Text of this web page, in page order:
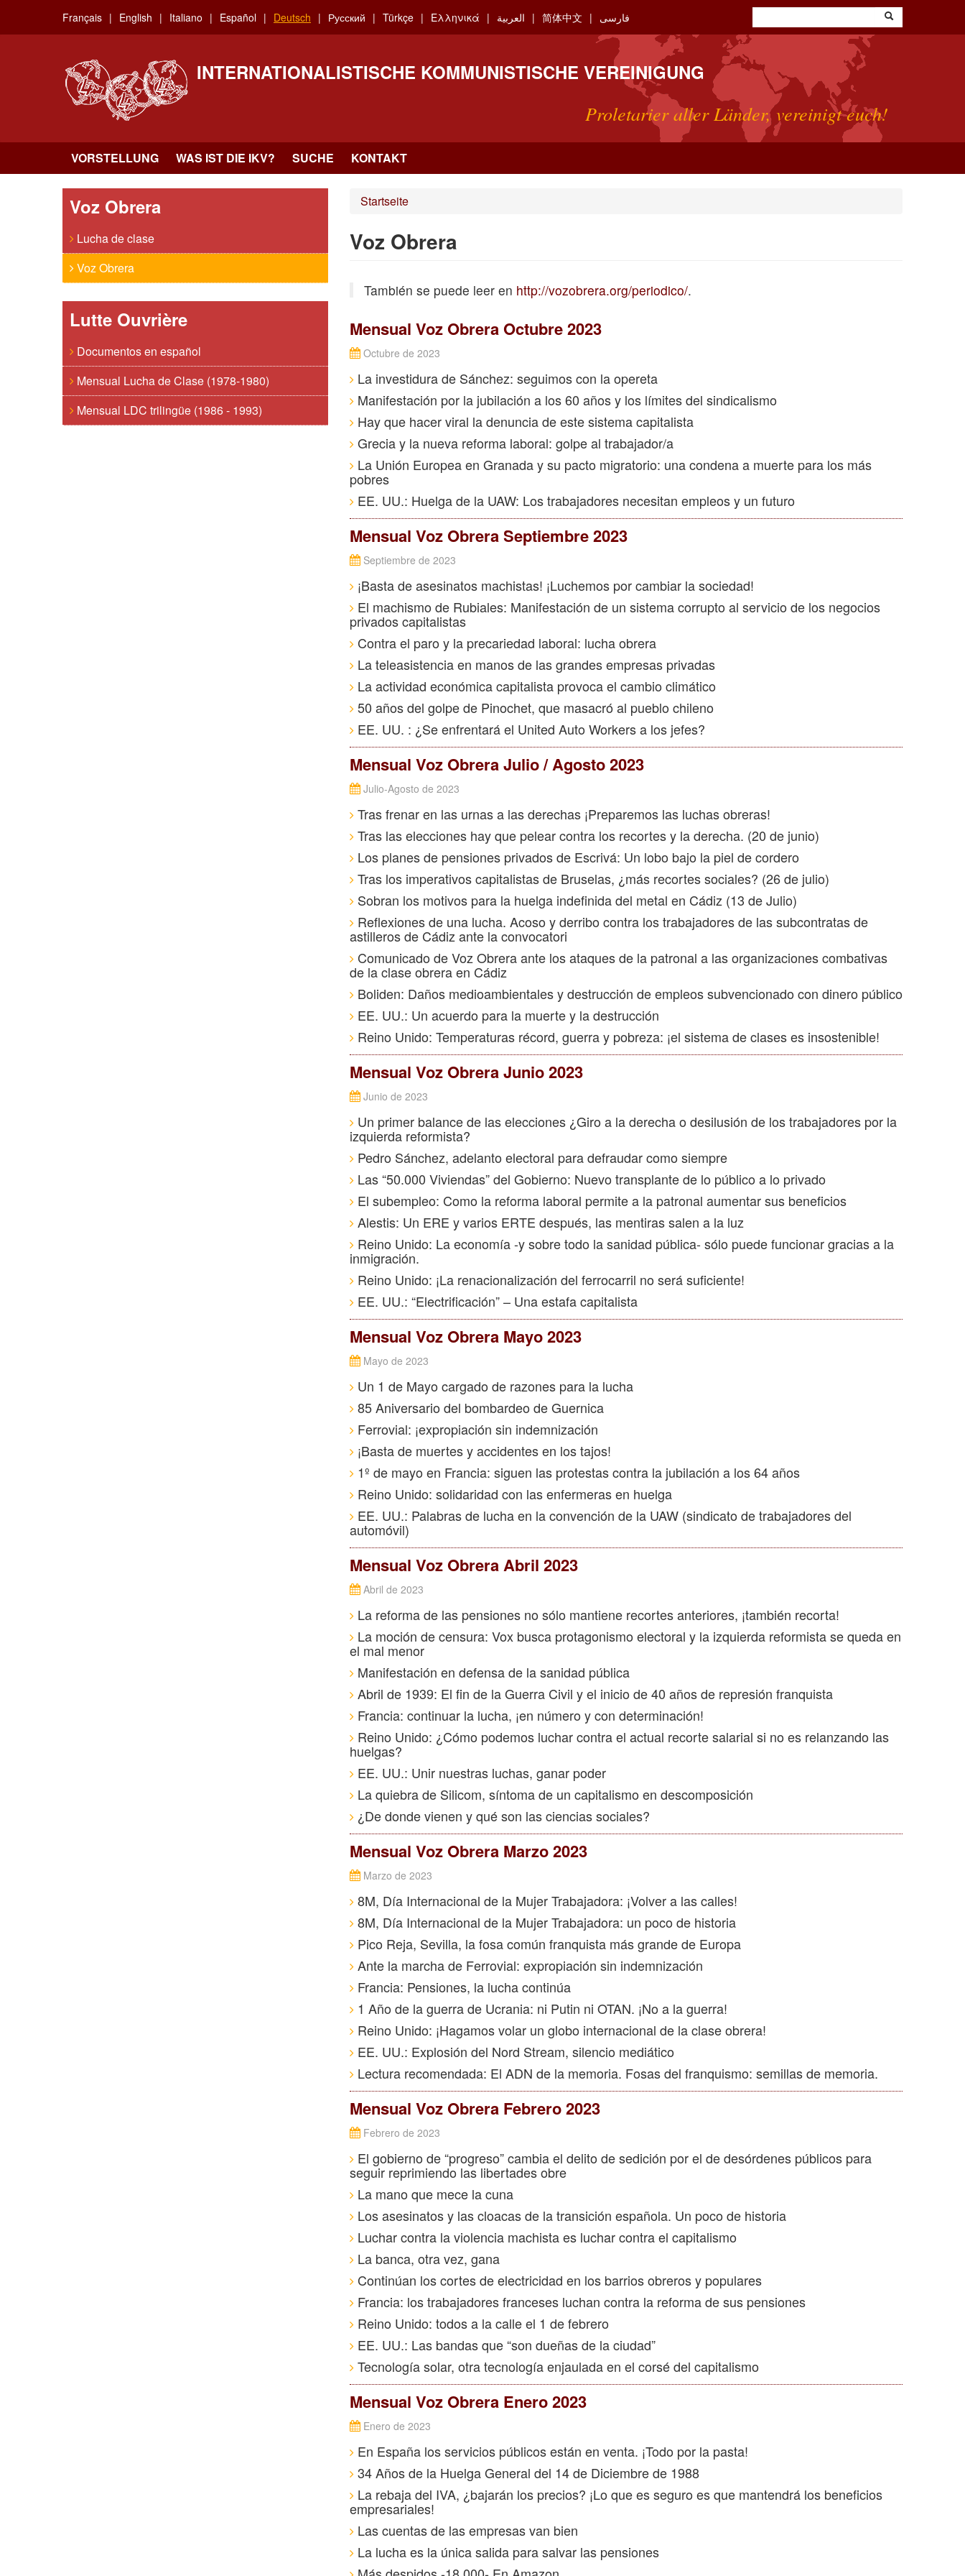
main
Français English Italiano Español Deutsch Русский Türkçe Ελληνικά العربية 简体中文 فارسی
INTERNATIONALISTISCHE KOMMUNISTISCHE VEREINIGUNG
Proletarier aller Länder, vereinigt euch!
VORSTELLUNG WAS IST DIE IKV? SUCHE KONTAKT
Voz Obrera
Lucha de clase
Voz Obrera
Lutte Ouvrière
Documentos en español
Mensual Lucha de Clase (1978-1980)
Mensual LDC trilingüe (1986 - 1993)
Startseite
Voz Obrera
También se puede leer en http://vozobrera.org/periodico/.
Mensual Voz Obrera Octubre 2023
Octubre de 2023
La investidura de Sánchez: seguimos con la opereta
Manifestación por la jubilación a los 60 años y los límites del sindicalismo
Hay que hacer viral la denuncia de este sistema capitalista
Grecia y la nueva reforma laboral: golpe al trabajador/a
La Unión Europea en Granada y su pacto migratorio: una condena a muerte para los más
pobres
EE. UU.: Huelga de la UAW: Los trabajadores necesitan empleos y un futuro
Mensual Voz Obrera Septiembre 2023
Septiembre de 2023
¡Basta de asesinatos machistas! ¡Luchemos por cambiar la sociedad!
El machismo de Rubiales: Manifestación de un sistema corrupto al servicio de los negocios
privados capitalistas
Contra el paro y la precariedad laboral: lucha obrera
La teleasistencia en manos de las grandes empresas privadas
La actividad económica capitalista provoca el cambio climático
50 años del golpe de Pinochet, que masacró al pueblo chileno
EE. UU. : ¿Se enfrentará el United Auto Workers a los jefes?
Mensual Voz Obrera Julio / Agosto 2023
Julio-Agosto de 2023
Tras frenar en las urnas a las derechas ¡Preparemos las luchas obreras!
Tras las elecciones hay que pelear contra los recortes y la derecha. (20 de junio)
Los planes de pensiones privados de Escrivá: Un lobo bajo la piel de cordero
Tras los imperativos capitalistas de Bruselas, ¿más recortes sociales? (26 de julio)
Sobran los motivos para la huelga indefinida del metal en Cádiz (13 de Julio)
Reflexiones de una lucha. Acoso y derribo contra los trabajadores de las subcontratas de
astilleros de Cádiz ante la convocatori
Comunicado de Voz Obrera ante los ataques de la patronal a las organizaciones combativas
de la clase obrera en Cádiz
Boliden: Daños medioambientales y destrucción de empleos subvencionado con dinero público
EE. UU.: Un acuerdo para la muerte y la destrucción
Reino Unido: Temperaturas récord, guerra y pobreza: ¡el sistema de clases es insostenible!
Mensual Voz Obrera Junio 2023
Junio de 2023
Un primer balance de las elecciones ¿Giro a la derecha o desilusión de los trabajadores por la
izquierda reformista?
Pedro Sánchez, adelanto electoral para defraudar como siempre
Las “50.000 Viviendas” del Gobierno: Nuevo transplante de lo público a lo privado
El subempleo: Como la reforma laboral permite a la patronal aumentar sus beneficios
Alestis: Un ERE y varios ERTE después, las mentiras salen a la luz
Reino Unido: La economía -y sobre todo la sanidad pública- sólo puede funcionar gracias a la
inmigración.
Reino Unido: ¡La renacionalización del ferrocarril no será suficiente!
EE. UU.: “Electrificación” – Una estafa capitalista
Mensual Voz Obrera Mayo 2023
Mayo de 2023
Un 1 de Mayo cargado de razones para la lucha
85 Aniversario del bombardeo de Guernica
Ferrovial: ¡expropiación sin indemnización
¡Basta de muertes y accidentes en los tajos!
1º de mayo en Francia: siguen las protestas contra la jubilación a los 64 años
Reino Unido: solidaridad con las enfermeras en huelga
EE. UU.: Palabras de lucha en la convención de la UAW (sindicato de trabajadores del
automóvil)
Mensual Voz Obrera Abril 2023
Abril de 2023
La reforma de las pensiones no sólo mantiene recortes anteriores, ¡también recorta!
La moción de censura: Vox busca protagonismo electoral y la izquierda reformista se queda en
el mal menor
Manifestación en defensa de la sanidad pública
Abril de 1939: El fin de la Guerra Civil y el inicio de 40 años de represión franquista
Francia: continuar la lucha, ¡en número y con determinación!
Reino Unido: ¿Cómo podemos luchar contra el actual recorte salarial si no es relanzando las
huelgas?
EE. UU.: Unir nuestras luchas, ganar poder
La quiebra de Silicom, síntoma de un capitalismo en descomposición
¿De donde vienen y qué son las ciencias sociales?
Mensual Voz Obrera Marzo 2023
Marzo de 2023
8M, Día Internacional de la Mujer Trabajadora: ¡Volver a las calles!
8M, Día Internacional de la Mujer Trabajadora: un poco de historia
Pico Reja, Sevilla, la fosa común franquista más grande de Europa
Ante la marcha de Ferrovial: expropiación sin indemnización
Francia: Pensiones, la lucha continúa
1 Año de la guerra de Ucrania: ni Putin ni OTAN. ¡No a la guerra!
Reino Unido: ¡Hagamos volar un globo internacional de la clase obrera!
EE. UU.: Explosión del Nord Stream, silencio mediático
Lectura recomendada: El ADN de la memoria. Fosas del franquismo: semillas de memoria.
Mensual Voz Obrera Febrero 2023
Febrero de 2023
El gobierno de “progreso” cambia el delito de sedición por el de desórdenes públicos para
seguir reprimiendo las libertades obre
La mano que mece la cuna
Los asesinatos y las cloacas de la transición española. Un poco de historia
Luchar contra la violencia machista es luchar contra el capitalismo
La banca, otra vez, gana
Continúan los cortes de electricidad en los barrios obreros y populares
Francia: los trabajadores franceses luchan contra la reforma de sus pensiones
Reino Unido: todos a la calle el 1 de febrero
EE. UU.: Las bandas que “son dueñas de la ciudad”
Tecnología solar, otra tecnología enjaulada en el corsé del capitalismo
Mensual Voz Obrera Enero 2023
Enero de 2023
En España los servicios públicos están en venta. ¡Todo por la pasta!
34 Años de la Huelga General del 14 de Diciembre de 1988
La rebaja del IVA, ¿bajarán los precios? ¡Lo que es seguro es que mantendrá los beneficios
empresariales!
Las cuentas de las empresas van bien
La lucha es la única salida para salvar las pensiones